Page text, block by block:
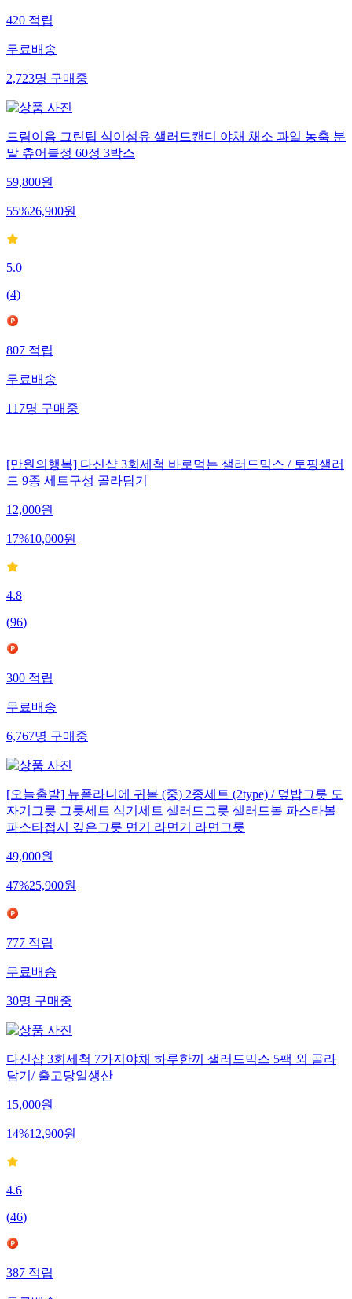
420적립
무료배송
2,723명구매중
드림이음 그린팁 식이섬유 샐러드캔디 야채 채소 과일 농축 분
말 츄어블정 60정 3박스
59,800원
55%26,900원
5.0
(4)
807적립
무료배송
117명구매중
[만원의행복] 다신샵 3회세척 바로먹는 샐러드믹스 / 토핑샐러
드 9종 세트구성 골라담기
12,000원
17%10,000원
4.8
(96)
300적립
무료배송
6,767명구매중
[오늘출발] 뉴폴라니에 귀볼 (중) 2종세트 (2type) / 덮밥그릇 도
자기그릇 그릇세트 식기세트 샐러드그릇 샐러드볼 파스타볼
파스타접시 깊은그릇 면기 라면기 라면그릇
49,000원
47%25,900원
777적립
무료배송
30명구매중
다신샵 3회세척 7가지야채 하루한끼 샐러드믹스 5팩 외 골라
담기/ 출고당일생산
15,000원
14%12,900원
4.6
(46)
387적립